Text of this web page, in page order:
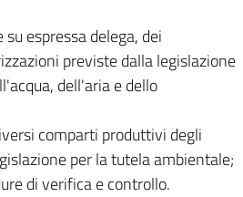
espressa delega, dei
previste dalla legislazione
dell'aria e dello
comparti produttivi degli
per la tutela ambientale;
di verifica e controllo.